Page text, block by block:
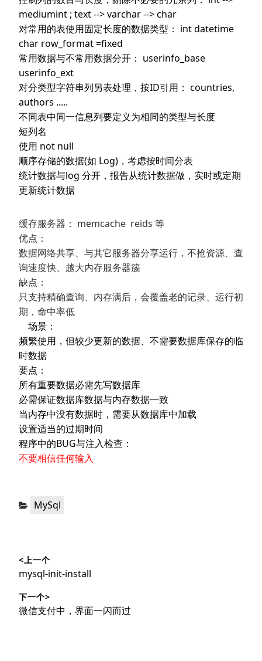
mediumint ; text --> varchar --> char
对常用的表使用固定长度的数据类型： int datetime
char row_format =fixed
常用数据与不常用数据分开： userinfo_base
userinfo_ext
对分类型字符串列另表处理，按ID引用： countries,
authors .....
不同表中同一信息列要定义为相同的类型与长度
短列名
使用 not null
顺序存储的数据(如 Log)，考虑按时间分表
统计数据与log 分开，报告从统计数据做，实时或定期
更新统计数据
缓存服务器： memcache reids 等
优点：
数据网络共享、与其它服务器分享运行，不抢资源、查
询速度快、越大内存服务器簇
缺点：
只支持精确查询、内存满后，会覆盖老的记录、运行初
期，命中率低
场景：
频繁使用，但较少更新的数据、不需要数据库保存的临
时数据
要点：
所有重要数据必需先写数据库
必需保证数据库数据与内存数据一致
当内存中没有数据时，需要从数据库中加载
设置适当的过期时间
程序中的BUG与注入检查：
不要相信任何输入
分
MySql
章
导
航
<上一个
上
文
章：
mysql-init-install
下一个>
下
微信支付中，界面一闪而过